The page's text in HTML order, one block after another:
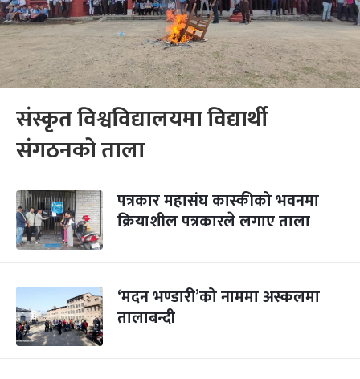
संस्कृत विश्वविद्यालयमा विद्यार्थी
संगठनको ताला
पत्रकार महासंघ कास्कीको भवनमा
क्रियाशील पत्रकारले लगाए ताला
‘मदन भण्डारी’को नाममा अस्कलमा
तालाबन्दी